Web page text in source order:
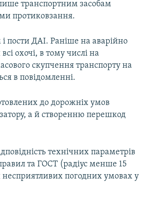
транспортним засобам
протиковзання.
пости ДАІ. Раніше на аварійно
охочі, в тому числі на
скупчення транспорту на
в повідомленні.
до дорожніх умов
а й створенню перешкод
технічних параметрів
та ГОСТ (радіус менше 15
несприятливих погодних умовах у